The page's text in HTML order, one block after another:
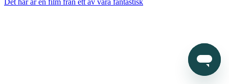
Det här är en film från ett av våra fantastisk